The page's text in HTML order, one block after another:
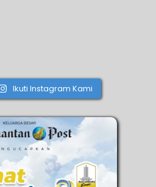
Ikuti Instagram Kami